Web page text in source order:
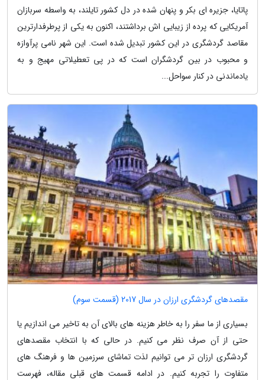
پاتایا، جزیره ای بکر و پنهان شده در دل کشور تایلند، به واسطه سربازان
آمریکایی که پرده از زیبایی اش برداشتند، اکنون به یکی از پرطرفدارترین
مقاصد گردشگری در این کشور تبدیل شده است. این شهر نامی پرآوازه
و محبوب در بین گردشگران است که در پی تعطیلاتی مهیج و به
یادماندنی در کنار سواحل...
مقصدهای گردشگری ارزان در سال 2017 (قسمت سوم)
بسیاری از ما سفر را به خاطر هزینه های بالای آن به تاخیر می اندازیم یا
حتی از آن صرف نظر می کنیم. در حالی که با انتخاب مقصدهای
گردشگری ارزان تر می توانیم لذت تماشای سرزمین ها و فرهنگ های
متفاوت را تجربه کنیم. در ادامه قسمت های قبلی مقاله، فهرست